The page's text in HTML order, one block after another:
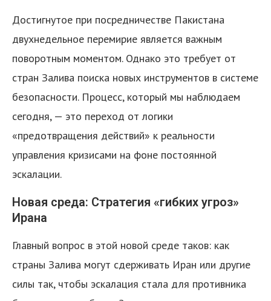
Достигнутое при посредничестве Пакистана
двухнедельное перемирие является важным
поворотным моментом. Однако это требует от
стран Залива поиска новых инструментов в системе
безопасности. Процесс, который мы наблюдаем
сегодня, — это переход от логики
«предотвращения действий» к реальности
управления кризисами на фоне постоянной
эскалации.
Новая среда: Стратегия «гибких угроз»
Ирана
Главный вопрос в этой новой среде таков: как
страны Залива могут сдерживать Иран или другие
силы так, чтобы эскалация стала для противника